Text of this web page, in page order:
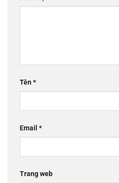
Tên*
Email *
Trang web